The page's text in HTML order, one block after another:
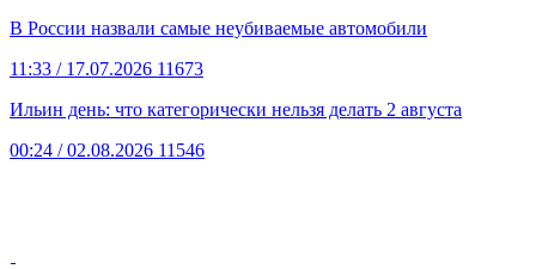
В России назвали самые неубиваемые автомобили
11:33 / 17.07.2026 11673
Ильин день: что категорически нельзя делать 2 августа
00:24 / 02.08.2026 11546